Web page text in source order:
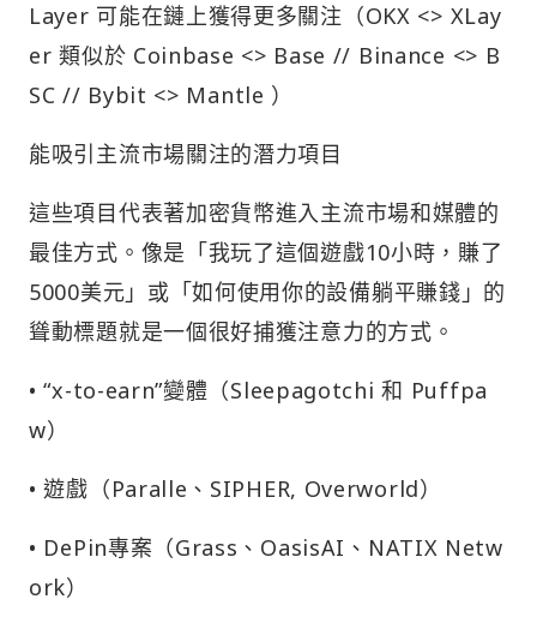
Layer 可能在鏈上獲得更多關注（OKX <> XLay
er 類似於 Coinbase <> Base // Binance <> B
SC // Bybit <> Mantle ）
能吸引主流市場關注的潛力項目
這些項目代表著加密貨幣進入主流市場和媒體的
最佳方式。像是「我玩了這個遊戲10小時，賺了
5000美元」或「如何使用你的設備躺平賺錢」的
聳動標題就是一個很好捕獲注意力的方式。
• “x-to-earn”變體（Sleepagotchi 和 Puffpa
w）
• 遊戲（Paralle、SIPHER, Overworld）
• DePin專案（Grass、OasisAI、NATIX Netw
ork）